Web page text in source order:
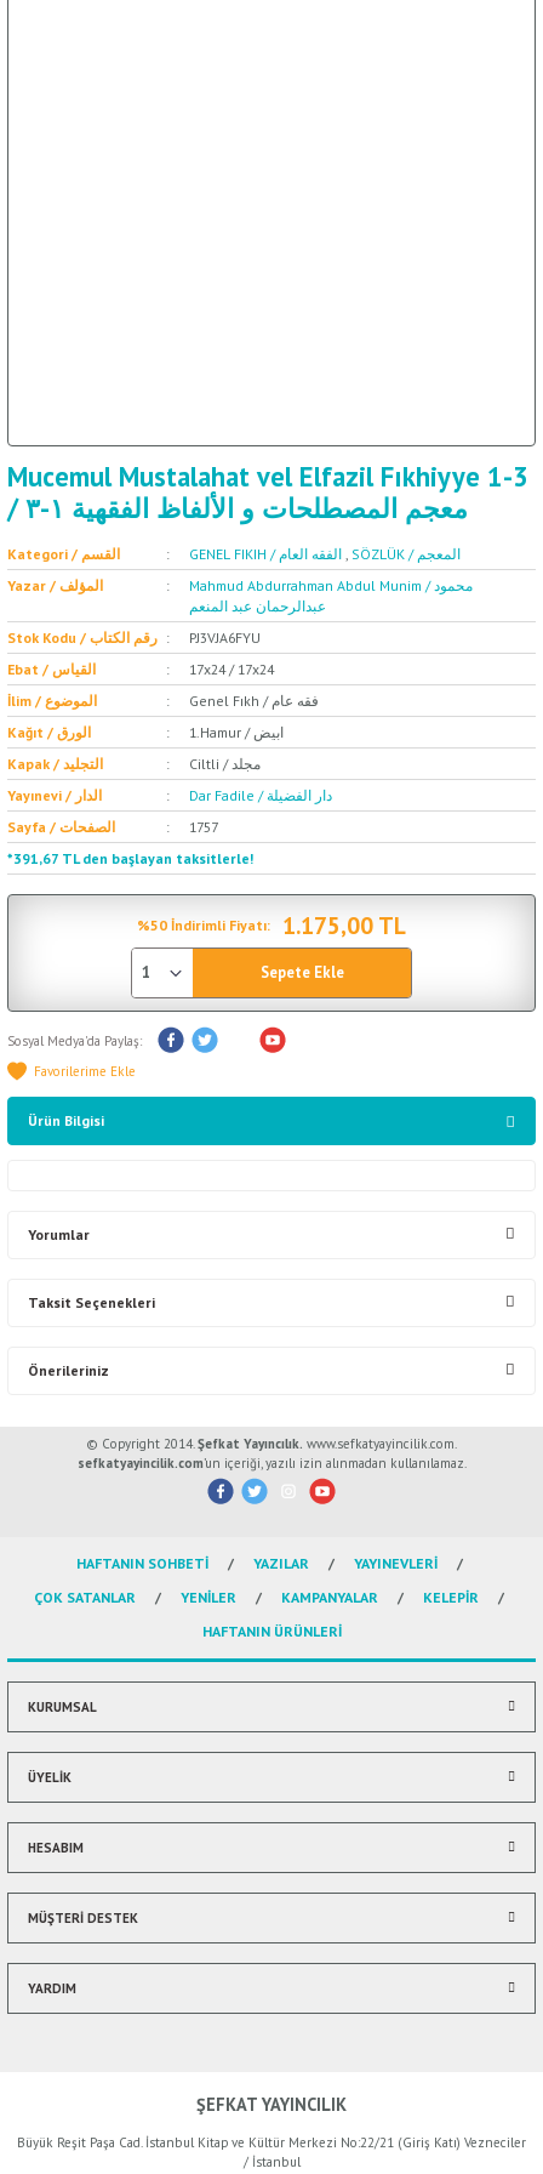
Mucemul Mustalahat vel Elfazil Fıkhiyye 1-3
/ معجم المصطلحات و الألفاظ الفقهية ١-٣
Kategori / القسم GENEL FIKIH / الفقه العام
SÖZLÜK / المعجم
Yazar / المؤلف
Mahmud Abdurrahman Abdul Munim / محمود
عبدالرحمان عبد المنعم
Stok Kodu / رقم الكتاب
PJ3VJA6FYU
Ebat / القياس
17x24 / 17x24
İlim / الموضوع
Genel Fıkh / فقه عام
Kağıt / الورق
1.Hamur / ابيض
Kapak / التجليد
Ciltli / مجلد
Yayınevi / الدار
Dar Fadile / دار الفضيلة
Sayfa / الصفحات
1757
*391,67 TL den başlayan taksitlerle!
%50 İndirimli Fiyatı: 1.175,00 TL
Sepete Ekle
Sosyal Medya'da Paylaş:
Ürün Bilgisi
Yorumlar
Taksit Seçenekleri
Önerileriniz
Bu ürünün fiyat bilgisi, resim, ürün açıklamalarında ve diğer konularda
yetersiz gördüğünüz noktaları öneri formunu kullanarak tarafımıza
Görüş ve önerileriniz için teşekkür ederiz.
Ürün resmi kalitesiz, bozuk veya görüntülenemiyor.
Ürün açıklamasında eksik bilgiler bulunuyor.
Ürün bilgilerinde hatalar bulunuyor.
Ürün fiyatı diğer sitelerden daha pahalı.
Bu ürüne benzer farklı alternatifler olmalı.
© Copyright 2014. Şefkat Yayıncılık. www.sefkatyayincilik.com.
sefkatyayincilik.com’un içeriği, yazılı izin alınmadan kullanılamaz.
HAFTANIN SOHBETİ YAZILAR
YAYINEVLERİ
ÇOK SATANLAR
YENİLER KAMPANYALAR
KELEPİR
HAFTANIN ÜRÜNLERİ
KURUMSAL
ÜYELİK
HESABIM
MÜŞTERİ DESTEK
YARDIM
ŞEFKAT YAYINCILIK
Büyük Reşit Paşa Cad. İstanbul Kitap ve Kültür Merkezi No:22/21 (Giriş Katı) Vezneciler
/ İstanbul